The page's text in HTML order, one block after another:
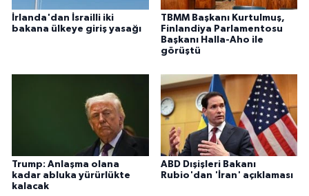
İrlanda'dan İsrailli iki
bakana ülkeye giriş yasağı
TBMM Başkanı Kurtulmuş,
Finlandiya Parlamentosu
Başkanı Halla-Aho ile
görüştü
Trump: Anlaşma olana
kadar abluka yürürlükte
kalacak
ABD Dışişleri Bakanı
Rubio'dan 'İran' açıklaması